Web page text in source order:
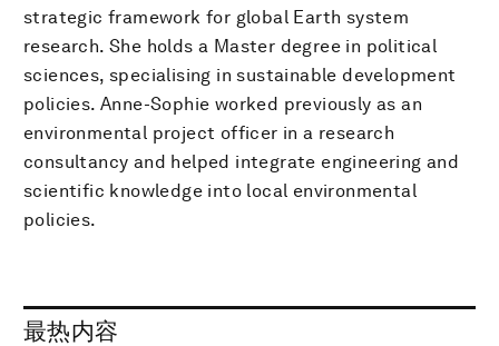
strategic framework for global Earth system
research. She holds a Master degree in political
sciences, specialising in sustainable development
policies. Anne-Sophie worked previously as an
environmental project officer in a research
consultancy and helped integrate engineering and
scientific knowledge into local environmental
policies.
最热内容